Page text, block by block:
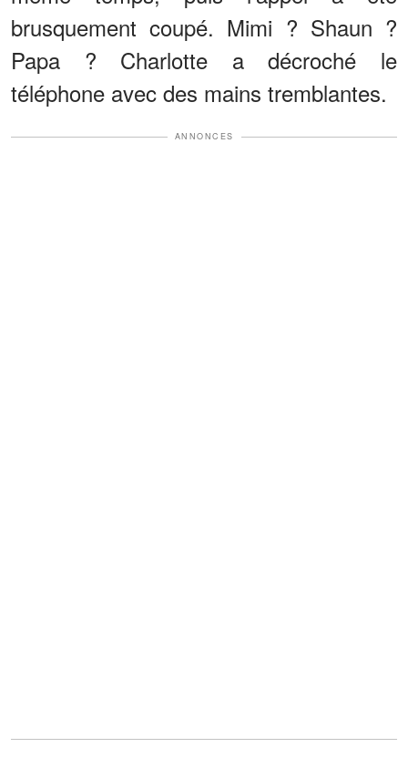
brusquement coupé. Mimi ? Shaun ?
Papa ? Charlotte a décroché le
téléphone avec des mains tremblantes.
ANNONCES